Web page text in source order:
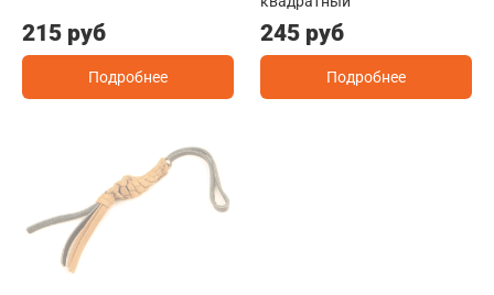
215 руб
Подробнее
245 руб
Подробнее